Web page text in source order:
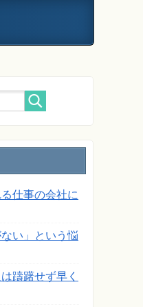
仕事の会社に
い」という悩
躊躇せず早く